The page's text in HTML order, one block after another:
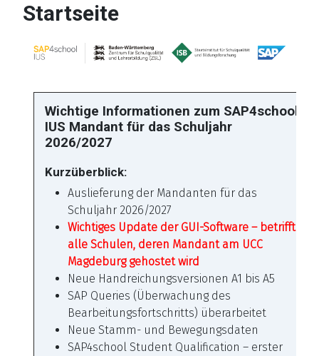
Startseite
Wichtige Informationen zum SAP4school
IUS Mandant für das Schuljahr
2026/2027
Kurzüberblick:
Auslieferung der Mandanten für das
Schuljahr 2026/2027
Wichtiges Update der GUI-Software – betrifft
alle Schulen, deren Mandant am UCC
Magdeburg gehostet wird
Neue Handreichungsversionen A1 bis A5
SAP Queries (Überwachung des
Bearbeitungsfortschritts) überarbeitet
Neue Stamm- und Bewegungsdaten
SAP4school Student Qualification – erster